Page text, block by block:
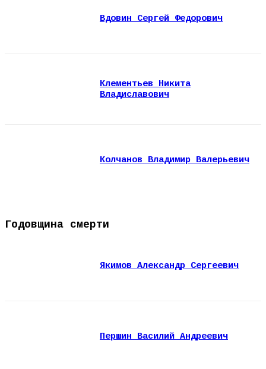
Вдовин Сергей Федорович
Клементьев Никита
Владиславович
Колчанов Владимир Валерьевич
Годовщина смерти
Якимов Александр Сергеевич
Першин Василий Андреевич